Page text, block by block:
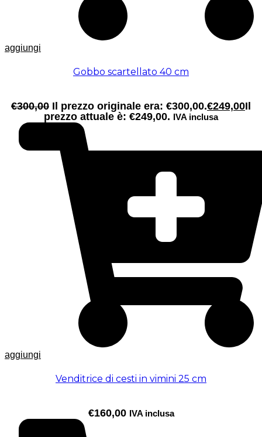
aggiungi
Gobbo scartellato 40 cm
€300,00 Il prezzo originale era: €300,00.€249,00Il
prezzo attuale è: €249,00. IVA inclusa
aggiungi
Venditrice di cesti in vimini 25 cm
€160,00 IVA inclusa